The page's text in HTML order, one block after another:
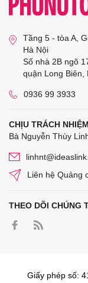
Tầng 5 - tòa A,
Hà Nội
Số nhà 2B ngõ
quận Long Biên,
0936 99 3933
CHỊU TRÁCH
Bà Nguyễn Thùy
Liên hệ Quảng
THEO DÕI CHÚNG
Giấy phép số: